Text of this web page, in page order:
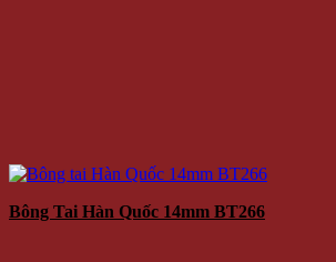
Bông Tai Hàn Quốc 14mm BT266